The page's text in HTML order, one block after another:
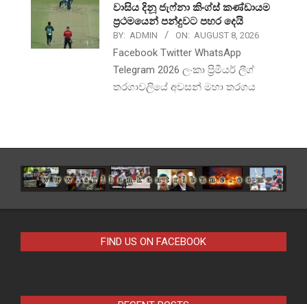
වාසිය දිනූ ජැෆ්නා කිංග්ස් කණ්ඩායම
ප්‍රථමයෙන් පන්දුවට පහර දෙයි
BY: ADMIN ON: AUGUST 8, 2026
Facebook Twitter WhatsApp
Telegram 2026 ලංකා ප්‍රිමීයර් ලීග්
තරගාවලියේ අවසන් මහා තරගය
FIND US ON FACEBOOK